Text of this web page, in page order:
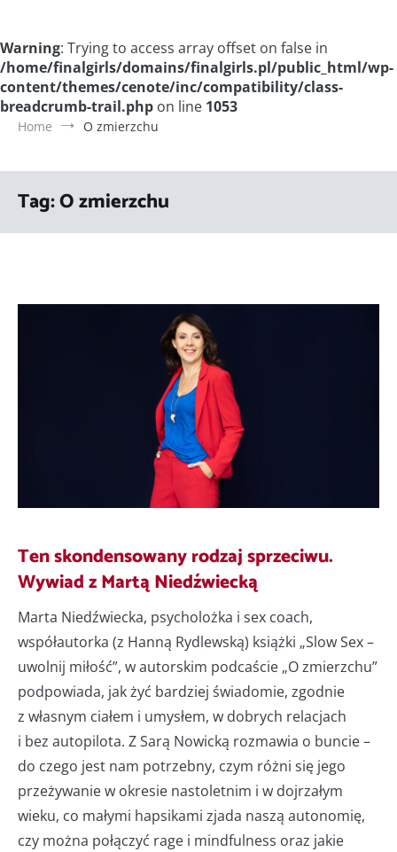
Warning: Trying to access array offset on false in
/home/finalgirls/domains/finalgirls.pl/public_html/wp-
content/themes/cenote/inc/compatibility/class-
breadcrumb-trail.php on line 1053
Home O zmierzchu
Tag:O zmierzchu
Ten skondensowany rodzaj sprzeciwu.
Wywiad z Martą Niedźwiecką
Marta Niedźwiecka, psycholożka i sex coach,
współautorka (z Hanną Rydlewską) książki „Slow Sex –
uwolnij miłość”, w autorskim podcaście „O zmierzchu”
podpowiada, jak żyć bardziej świadomie, zgodnie
z własnym ciałem i umysłem, w dobrych relacjach
i bez autopilota. Z Sarą Nowicką rozmawia o buncie –
do czego jest nam potrzebny, czym różni się jego
przeżywanie w okresie nastoletnim i w dojrzałym
wieku, co małymi hapsikami zjada naszą autonomię,
czy można połączyć rage i mindfulness oraz jakie